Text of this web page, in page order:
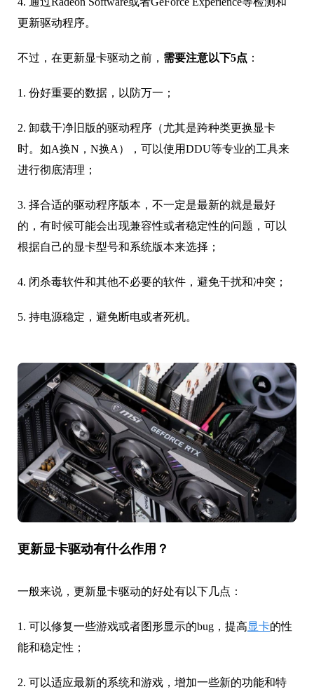
更新驱动程序。
不过，在更新显卡驱动之前， 需要注意以下5点 ：
1. 份好重要的数据，以防万一；
2. 卸载干净旧版的驱动程序（尤其是跨种类更换显卡
时。如A换N，N换A），可以使用DDU等专业的工具来
进行彻底清理；
3. 择合适的驱动程序版本，不一定是最新的就是最好
的，有时候可能会出现兼容性或者稳定性的问题，可以
根据自己的显卡型号和系统版本来选择；
4. 闭杀毒软件和其他不必要的软件，避免干扰和冲突；
5. 持电源稳定，避免断电或者死机。
更新显卡驱动有什么作用？
一般来说，更新显卡驱动的好处有以下几点：
1. 可以修复一些游戏或者图形显示的bug，提高显卡的性
能和稳定性；
2. 可以适应最新的系统和游戏，增加一些新的功能和特